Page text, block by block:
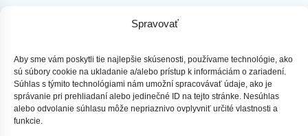
Spravovať
Aby sme vám poskytli tie najlepšie skúsenosti, používame technológie, ako
sú súbory cookie na ukladanie a/alebo prístup k informáciám o zariadení.
Súhlas s týmito technológiami nám umožní spracovávať údaje, ako je
správanie pri prehliadaní alebo jedinečné ID na tejto stránke. Nesúhlas
alebo odvolanie súhlasu môže nepriaznivo ovplyvniť určité vlastnosti a
funkcie.
Obchodné podmienky
Ochrana osobných údajov
Doprava a platba